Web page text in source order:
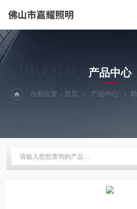
PRODUCTS
产品中心
当前位置：首页 产品中心